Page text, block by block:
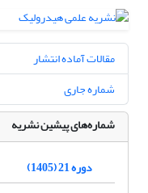
مقالات آماده انتشار
شماره جاری
شماره‌های پیشین نشریه
دوره 21 (1405)